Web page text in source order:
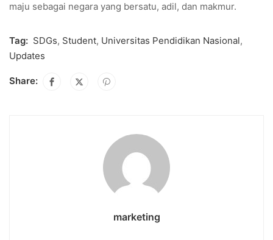
maju sebagai negara yang bersatu, adil, dan makmur.
Tag: SDGs, Student, Universitas Pendidikan Nasional,
Updates
Share:
marketing